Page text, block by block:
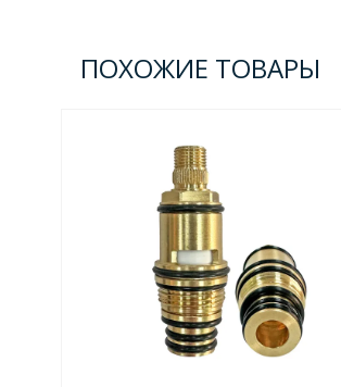
3 категории
Водяные
Аксессуары
ПОХОЖИЕ ТОВАРЫ